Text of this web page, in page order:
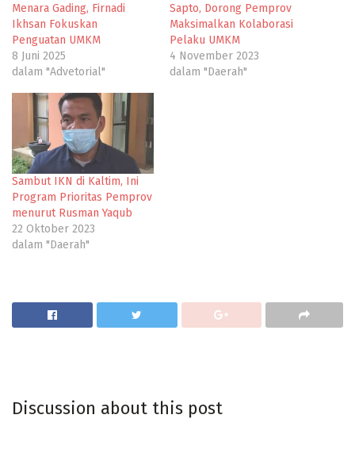
Menara Gading, Firnadi
Ikhsan Fokuskan
Penguatan UMKM
8 Juni 2025
dalam "Advetorial"
Sapto, Dorong Pemprov
Maksimalkan Kolaborasi
Pelaku UMKM
4 November 2023
dalam "Daerah"
Sambut IKN di Kaltim, Ini
Program Prioritas Pemprov
menurut Rusman Yaqub
22 Oktober 2023
dalam "Daerah"
Discussion about this post